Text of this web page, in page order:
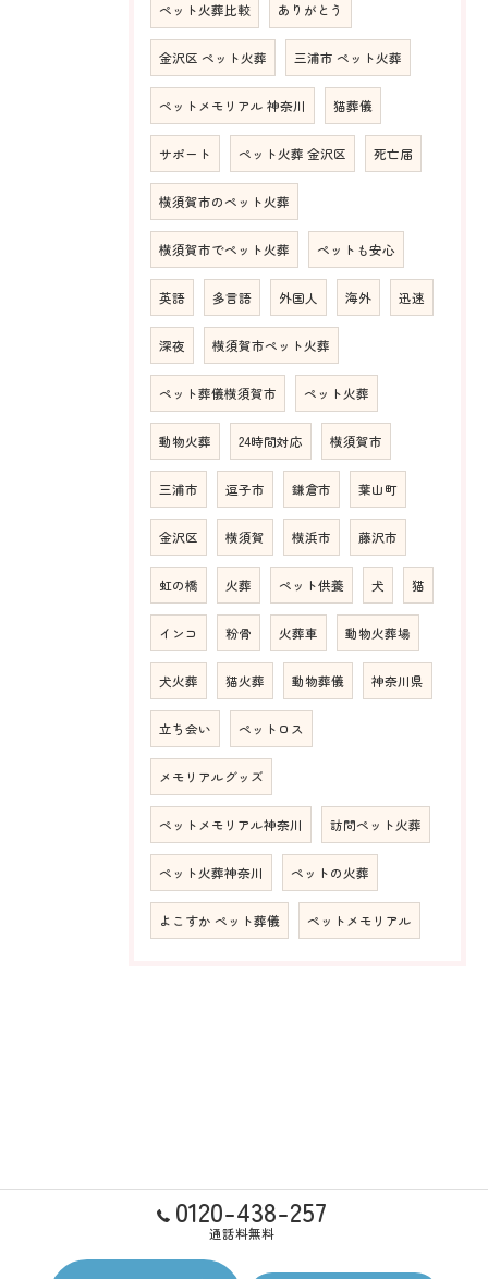
ペット火葬比較 ありがとう
金沢区 ペット火葬 三浦市 ペット火葬
ペットメモリアル 神奈川 猫葬儀
サポート ペット火葬 金沢区 死亡届
横須賀市のペット火葬
横須賀市でペット火葬 ペットも安心
英語 多言語 外国人 海外 迅速
深夜 横須賀市ペット火葬
ペット葬儀横須賀市 ペット火葬
動物火葬 24時間対応 横須賀市
三浦市 逗子市 鎌倉市 葉山町
金沢区 横須賀 横浜市 藤沢市
虹の橋 火葬 ペット供養 犬 猫
インコ 粉骨 火葬車 動物火葬場
犬火葬 猫火葬 動物葬儀 神奈川県
立ち会い ペットロス
メモリアルグッズ
ペットメモリアル神奈川 訪問ペット火葬
ペット火葬神奈川 ペットの火葬
よこすか ペット葬儀 ペットメモリアル
0120-438-257
通話料無料